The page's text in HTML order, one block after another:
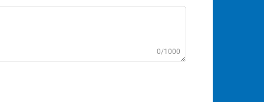
0/1000